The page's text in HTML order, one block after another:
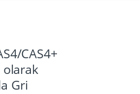
CAS4+
olarak
Gri